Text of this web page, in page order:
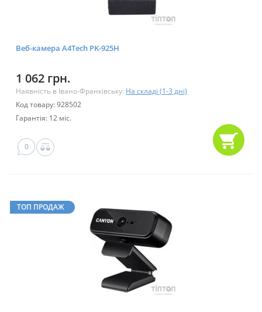
Веб-камера A4Tech PK-925H
1 062 грн.
Наявність в Івано-Франківську: На складі (1-3 дні)
Код товару: 928502
Гарантія: 12 міс.
0
ТОП ПРОДАЖ